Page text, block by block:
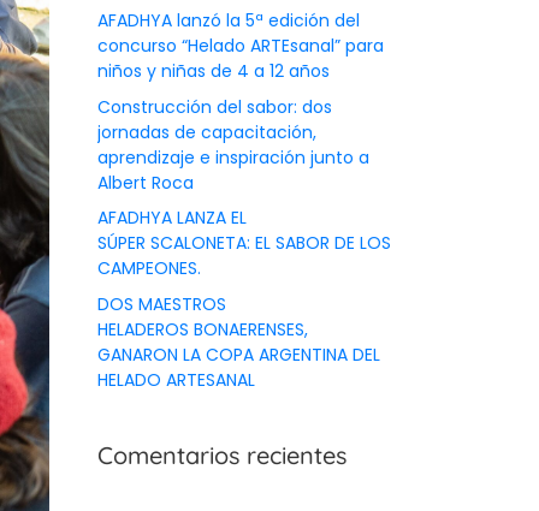
AFADHYA lanzó la 5ª edición del
concurso “Helado ARTEsanal” para
niños y niñas de 4 a 12 años
Construcción del sabor: dos
jornadas de capacitación,
aprendizaje e inspiración junto a
Albert Roca
AFADHYA LANZA EL
SÚPER SCALONETA: EL SABOR DE LOS
CAMPEONES.
DOS MAESTROS
HELADEROS BONAERENSES,
GANARON LA COPA ARGENTINA DEL
HELADO ARTESANAL
Comentarios recientes